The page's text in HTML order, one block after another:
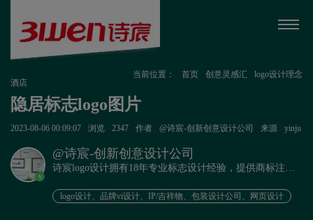
当前位置： 首页 创意灵感汇
logo设计理念
酒店
隐居标志logo图片
2023-08-06 00:09:07 浏览 2347 作者 @诗宸-创新创意设计公司 来源 yinju
v
@诗宸-创新创意设计公司
诗宸logo设计拥有18年专业标志设计经验，提供商标注册
logo设计、品牌vi设计、IP/吉祥物、包装设计公司、网页设计